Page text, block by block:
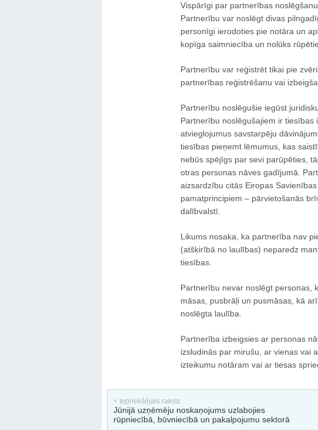
Vispārīgi par partnerības
Partnerību var noslēgt divas
personīgi ierodoties pie notāra un
kopīga saimniecība un nolūks
Partnerību var reģistrēt tikai pie
partnerības reģistrēšanu vai
Partnerību noslēgušie iegūst
Partnerību noslēgušajiem ir
atvieglojumus savstarpēju
tiesības pieņemt lēmumus, kas
nebūs spējīgs par sevi parūpēties,
otras personas nāves gadījumā.
aizsardzību citās Eiropas
pamatprincipiem – pārvietošanās
dalībvalstī.
Likums nosaka, ka partnerība nav
(atšķirībā no laulības) neparedz
tiesības.
Partnerību nevar noslēgt personas,
māsas, pusbrāļi un pusmāsas, kā
noslēgta laulība.
Partnerība izbeigsies ar personas
izsludinās par mirušu, ar vienas vai
izteikumu notāram vai ar tiesas
< Iepriekšējais raksts
Jūnijā uzņēmēju noskaņojums uzlabojies
rūpniecībā, būvniecībā un pakalpojumu sektorā